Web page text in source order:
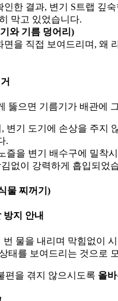
한 결과, 변기 S트랩 깊숙
막고 있었습니다.
와 기름 덩어리)
면을 직접 보여드리며, 왜
뚫으면 기름기가 배관에
변기 도기에 손상을 주지
.
즐을 변기 배수구에 밀착
없이 강력하게 흡입되
물 찌꺼기)
방지 안내
물을 내리며 막힘없이
태를 보여드리는 것으로
편을 겪지 않으시도록 올